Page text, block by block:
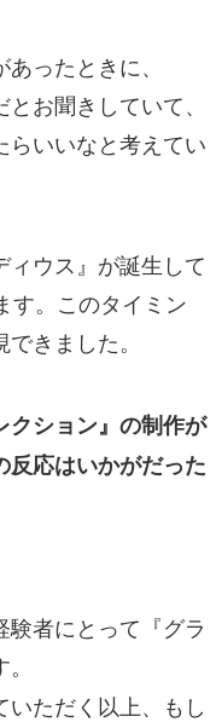
ったときに、
お聞きしていて、
らいいなと考えてい
ウス』が誕生して
す。このタイミン
きました。
ション』の制作が
反応はいかがだった
者にとって『グラ
ただく以上、もし